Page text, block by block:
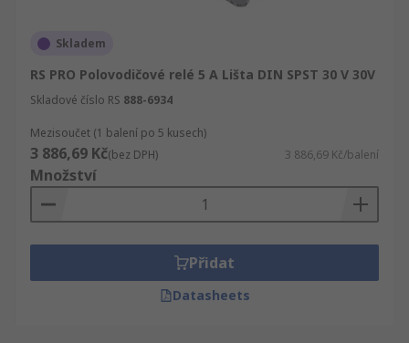
Skladem
RS PRO Polovodičové relé 5 A Lišta DIN SPST 30 V 30V
Skladové číslo RS 888-6934
Mezisoučet (1 balení po 5 kusech)
3 886,69 Kč(bez DPH) 3 886,69 Kč/balení
Množství
Přidat
Datasheets